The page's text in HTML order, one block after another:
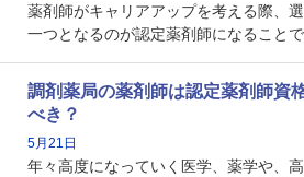
薬剤師がキャリアアップを考える際、
一つとなるのが認定薬剤師になることで
という声を聞いたことがあるかもしれま
本記事では、認定薬剤師が「意味ない
れる理由や、取得するメリット、年収・
アへの影響を解説します。
調剤薬局の薬剤師は認定薬剤師資
べき？
5月21日
年々高度になっていく医学、薬学や、